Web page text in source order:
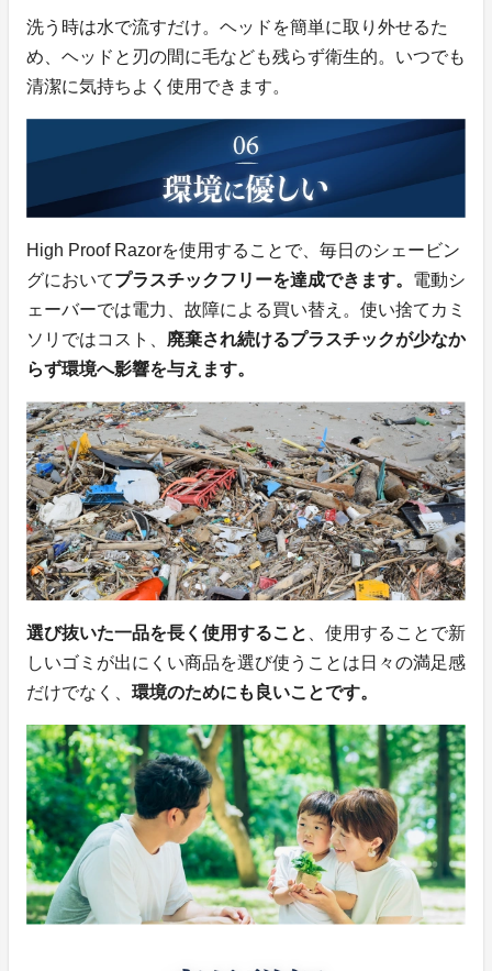
洗う時は水で流すだけ。ヘッドを簡単に取り外せるた
め、ヘッドと刃の間に毛なども残らず衛生的。いつでも
清潔に気持ちよく使用できます。
High Proof Razorを使用することで、毎日のシェービン
グにおいてプラスチックフリーを達成できます。 電動シ
ェーバーでは電力、故障による買い替え。使い捨てカミ
ソリではコスト、 廃棄され続けるプラスチックが少なか
らず環境へ影響を与えます。
選び抜いた一品を長く使用すること
、使用することで新
しいゴミが出にくい商品を選び使うことは日々の満足感
だけでなく、 環境のためにも良いことです。